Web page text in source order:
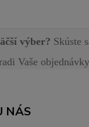
výber? Skúste
Vaše
NÁS